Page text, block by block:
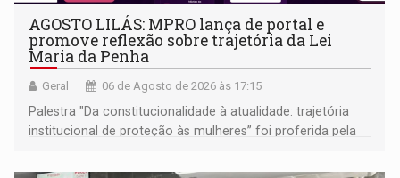
AGOSTO LILÁS: MPRO lança de portal e
promove reflexão sobre trajetória da Lei
Maria da Penha
Geral 06 de Agosto de 2026 às 17:15
Palestra "Da constitucionalidade à atualidade: trajetória
institucional de proteção às mulheres” foi proferida pela
Goiás